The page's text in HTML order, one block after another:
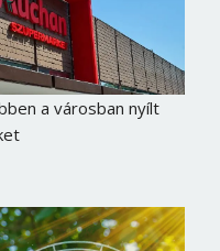
a városban nyílt